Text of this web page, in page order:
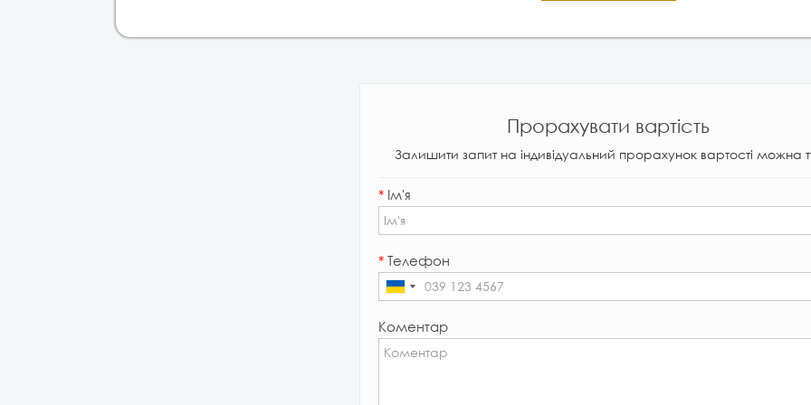
Прорахувати вартість
Залишити запит на індивідуальний прорахунок вартості можна
* Ім'я
* Телефон
Коментар